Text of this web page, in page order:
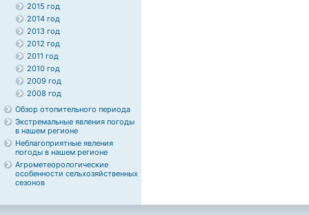
2015 год
2014 год
2013 год
2012 год
2011 год
2010 год
2009 год
2008 год
Обзор отопительного периода
Экстремальные явления погоды
в нашем регионе
Неблагоприятные явления
погоды в нашем регионе
Агрометеорологические
особенности сельхозяйственных
сезонов